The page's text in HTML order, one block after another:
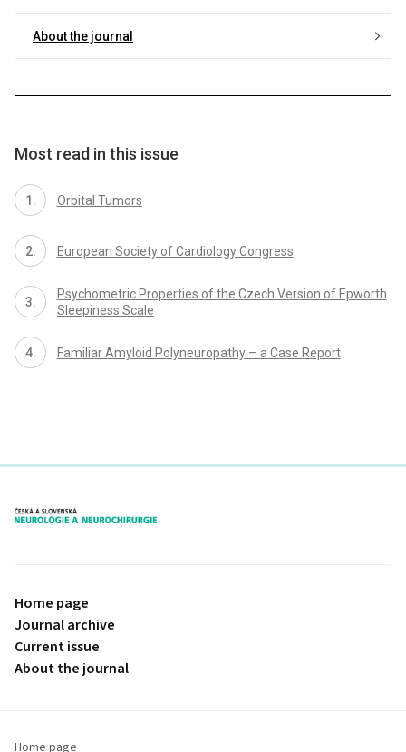
About the journal
Most read in this issue
Orbital Tumors
European Society of Cardiology Congress
Psychometric Properties of the Czech Version of Epworth
Sleepiness Scale
Familiar Amyloid Polyneuropathy – a Case Report
proLékaře.cz
Home page
Journal archive
Current issue
About the journal
Home page